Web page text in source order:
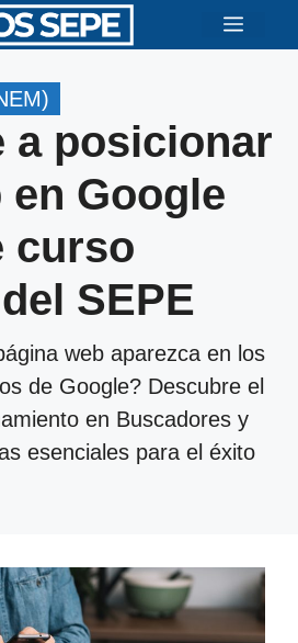
Menú
a posicionar
en Google
curso
SEPE
web aparezca en los
de Google? Descubre el
en Buscadores y
esenciales para el éxito